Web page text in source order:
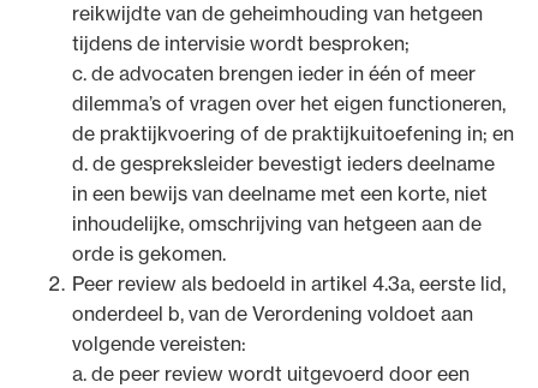
reikwijdte van de geheimhouding van hetgeen
tijdens de intervisie wordt besproken;
c. de advocaten brengen ieder in één of meer
dilemma’s of vragen over het eigen functioneren,
de praktijkvoering of de praktijkuitoefening in; en
d. de gespreksleider bevestigt ieders deelname
in een bewijs van deelname met een korte, niet
inhoudelijke, omschrijving van hetgeen aan de
orde is gekomen.
Peer review als bedoeld in artikel 4.3a, eerste lid,
onderdeel b, van de Verordening voldoet aan
volgende vereisten:
a. de peer review wordt uitgevoerd door een